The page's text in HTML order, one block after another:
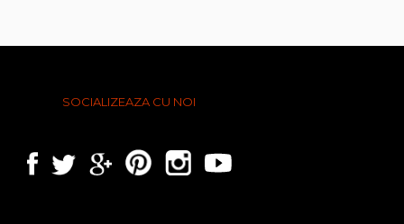
SOCIALIZEAZA CU NOI